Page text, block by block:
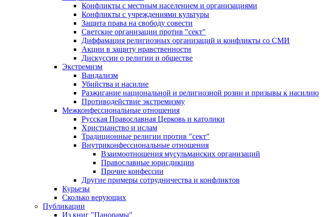
Конфликты с местным населением и организациями
Конфликты с учреждениями культуры
Защита права на свободу совести
Светские организации против "сект"
Диффамация религиозных организаций и конфликты со СМИ
Акции в защиту нравственности
Дискуссии о религии и обществе
Экстремизм
Вандализм
Убийства и насилие
Разжигание национальной и религиозной розни и призывы к насилию
Противодействие экстремизму
Межконфессиональные отношения
Русская Православная Церковь и католики
Христианство и ислам
Традиционные религии против "сект"
Внутриконфессиональные отношения
Взаимоотношения мусульманских организаций
Православные юрисдикции
Прочие конфессии
Другие примеры сотрудничества и конфликтов
Курьезы
Сколько верующих
Публикации
Из книг "Панорамы"